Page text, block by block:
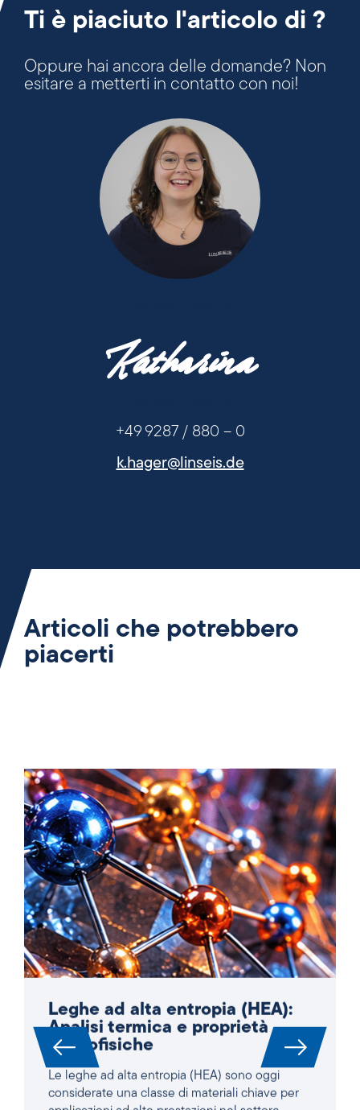
Ti è piaciuto l'articolo di ?
Oppure hai ancora delle domande? Non
esitare a metterti in contatto con noi!
Katharina
+49 9287 / 880 – 0
k.hager@linseis.de
Articoli che potrebbero
piacerti
Leghe ad alta entropia (HEA):
Analisi termica e proprietà
termofisiche
Le leghe ad alta entropia (HEA) sono oggi
considerate una classe di materiali chiave per